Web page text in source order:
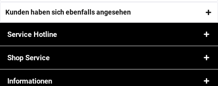
Kunden haben sich ebenfalls angesehen
Service Hotline
Shop Service
Informationen